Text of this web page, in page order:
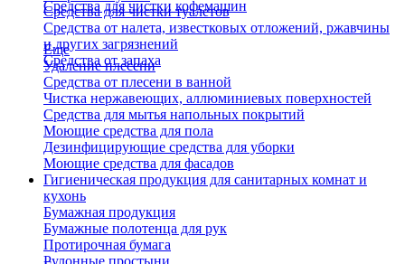
Средства для чистки кофемашин
Средства для чистки туалетов
Средства от налета, известковых отложений, ржавчины
и других загрязнений
Средства от запаха
Еще
Удаление плесени
Средства от плесени в ванной
Чистка нержавеющих, аллюминиевых поверхностей
Средства для мытья напольных покрытий
Моющие средства для пола
Дезинфицирующие средства для уборки
Моющие средства для фасадов
Гигиеническая продукция для санитарных комнат и
кухонь
Бумажная продукция
Бумажные полотенца для рук
Протирочная бумага
Рулонные простыни